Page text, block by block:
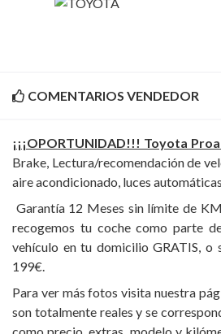
COMENTARIOS VENDEDOR
¡¡¡OPORTUNIDAD!!! Toyota
Brake, Lectura/recomendación de
aire acondicionado, luces
Garantía 12 Meses sin límite de
recogemos tu coche como parte
vehículo en tu domicilio GRATIS,
199€.
Para ver más fotos visita nuestra
son totalmente reales y se